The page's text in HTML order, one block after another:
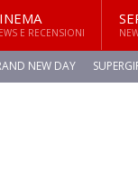
E RECENSIONI
NEW DAY